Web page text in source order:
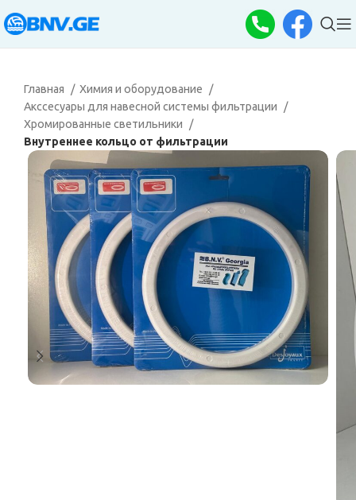
Главная
Химия и оборудование
Акссесуары для навесной системы фильтрации
Хромированные светильники
Внутреннее кольцо от фильтрации